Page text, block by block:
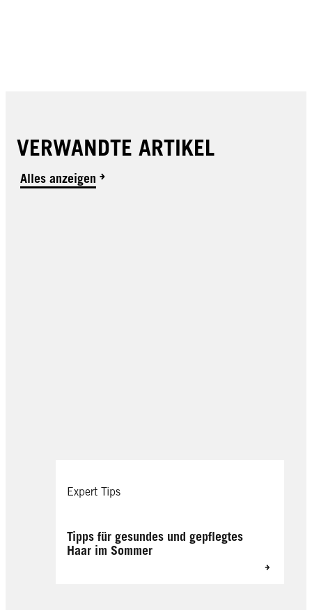
VERWANDTE ARTIKEL
Alles anzeigen
Expert Tips
Tipps für gesundes und gepflegtes
Haar im Sommer